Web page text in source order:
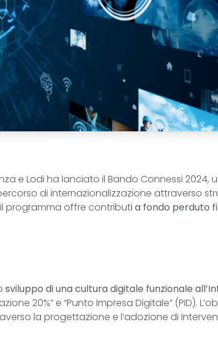
e Lodi ha lanciato il Bando Connessi 2024,
di internazionalizzazione attraverso
programma offre contributi a fondo perduto
sviluppo di una cultura digitale funzionale
20%” e “Punto Impresa Digitale” (PID).
la progettazione e l’adozione di